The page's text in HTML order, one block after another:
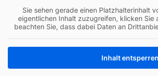
Sie sehen gerade einen Platzhalterinhalt
eigentlichen Inhalt zuzugreifen, klicken Sie
beachten Sie, dass dabei Daten an
Inhalt entsperren